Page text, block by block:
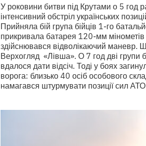
У роковини битви під Крутами о 5 год
інтенсивний обстріл українських
Прийняла бій група бійців 1-го
прикривала батарея 120-мм мінометів
здійснювався відволікаючий маневр.
Верхогляд «Лівша». О 7 год дві
вдалося дати відсіч. Тоді у боях
ворога: близько 40 осіб особового
намагався штурмувати позиції сил АТО